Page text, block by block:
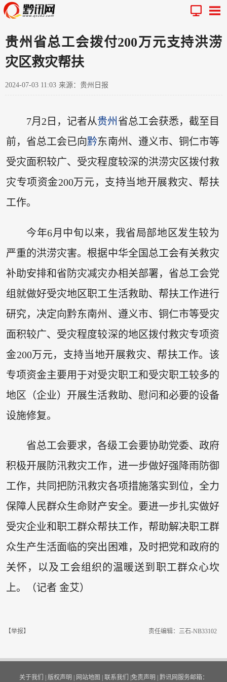
贵州省总工会拨付200万元支持洪涝
灾区救灾帮扶
2024-07-03 11:03 来源：贵州日报
7月2日，记者从贵州 省总工会获悉，截至目
前，省总工会已向黔东南州、遵义市、铜仁市等
受灾面积较广、受灾程度较深的洪涝灾区拨付救
灾专项资金200万元，支持当地开展救灾、帮扶
工作。
今年6月中旬以来，我省局部地区发生较为
严重的洪涝灾害。根据中华全国总工会有关救灾
补助安排和省防灾减灾办相关部署，省总工会党
组就做好受灾地区职工生活救助、帮扶工作进行
研究，决定向黔东南州、遵义市、铜仁市等受灾
面积较广、受灾程度较深的地区拨付救灾专项资
金200万元，支持当地开展救灾、帮扶工作。该
专项资金主要用于对受灾职工和受灾职工较多的
地区（企业）开展生活救助、慰问和必要的设备
设施修复。
省总工会要求，各级工会要协助党委、政府
积极开展防汛救灾工作，进一步做好强降雨防御
工作，共同把防汛救灾各项措施落实到位，全力
保障人民群众生命财产安全。要进一步扎实做好
受灾企业和职工群众帮扶工作，帮助解决职工群
众生产生活面临的突出困难，及时把党和政府的
关怀，以及工会组织的温暖送到职工群众心坎
上。（记者 金艾）
【举报】 责任编辑：三石-NB33102
关于我们 | 版权声明 | 网站地图 | 联系我们 |免责声明 | 黔讯网服务邮箱：